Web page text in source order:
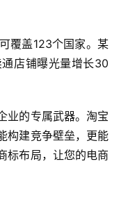
覆盖123个国家。某
店铺曝光量增长30
业的专属武器。淘宝
构建竞争壁垒，更能
标布局，让您的电商